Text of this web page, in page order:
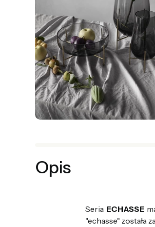
Opis
SeriaECHASSE
"echasse" została